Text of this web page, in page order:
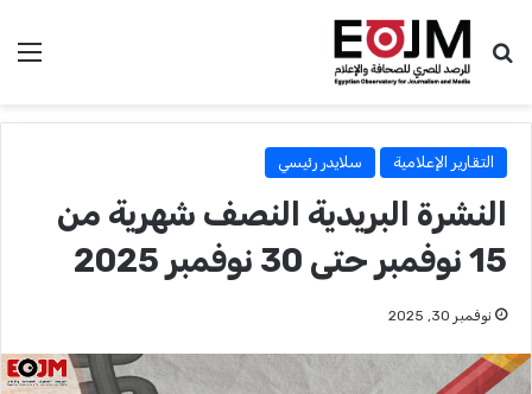
بحث عن
التقارير الإعلامية سلايدر رئيسي
النشرة البريدية النصف شهرية من
15 نوفمبر حتى 30 نوفمبر 2025
نوفمبر 30, 2025